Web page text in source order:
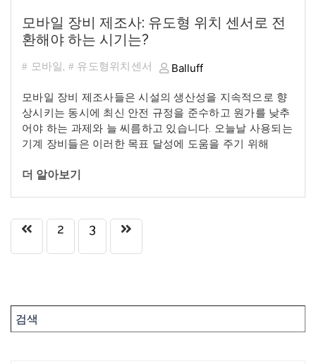
모바일 장비 제조사: 유도형 위치 센서로 전
환해야 하는 시기는?
모바일, 유도형위치센서 Balluff
모바일 장비 제조사들은 시설의 생산성을 지속적으로 향
상시키는 동시에 최신 안전 규정을 준수하고 원가를 낮추
어야 하는 과제와 늘 씨름하고 있습니다. 오늘날 사용되는
기계 장비들은 이러한 목표 달성에 도움을 주기 위해
더 알아보기
2 3